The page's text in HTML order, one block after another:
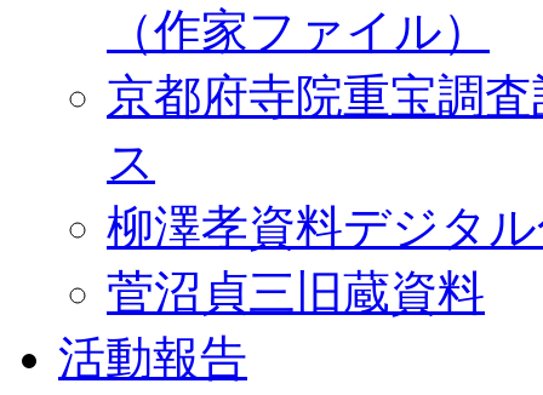
（作家ファイル）
京都府寺院重宝調
ス
柳澤孝資料デジタ
菅沼貞三旧蔵資料
活動報告